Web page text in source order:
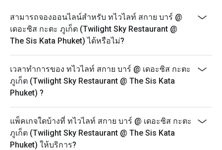
Every Thursday
Time: 18:00 – 21:30
----------------------------------------------------------------
Unlimited Buffet Galactic Sis Countdown to the Star
2026
** Please note that the discount is not applicable to the
Date: 31st Dec 2025
Time: 06:40 PM-01:00AM
สามารถจองออนไลน์สำหรับ ทไวไลท์ สกาย บาร์ @
เดอะซิส กะตะ ภูเก็ต (Twilight Sky Restaurant @
The Sis Kata Phuket) ได้หรือไม่?
เวลาทำการของ ทไวไลท์ สกาย บาร์ @ เดอะซิส กะตะ
ภูเก็ต (Twilight Sky Restaurant @ The Sis Kata
Phuket) ?
แพ็คเกจใดบ้างที่ ทไวไลท์ สกาย บาร์ @ เดอะซิส กะตะ
ภูเก็ต (Twilight Sky Restaurant @ The Sis Kata
Phuket) ให้บริการ?